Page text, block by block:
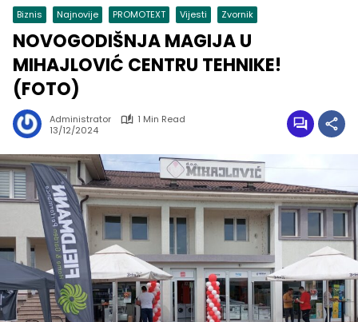
Biznis Najnovije PROMOTEXT Vijesti Zvornik
NOVOGODIŠNJA MAGIJA U
MIHAJLOVIĆ CENTRU TEHNIKE!
(FOTO)
Administrator
1 Min Read
13/12/2024